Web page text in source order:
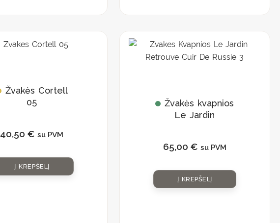
Žvakės Cortell
05
40,50€ su PVM
Į KREPŠELĮ
Žvakės kvapnios
Le Jardin
65,00 € su PVM
Į KREPŠELĮ